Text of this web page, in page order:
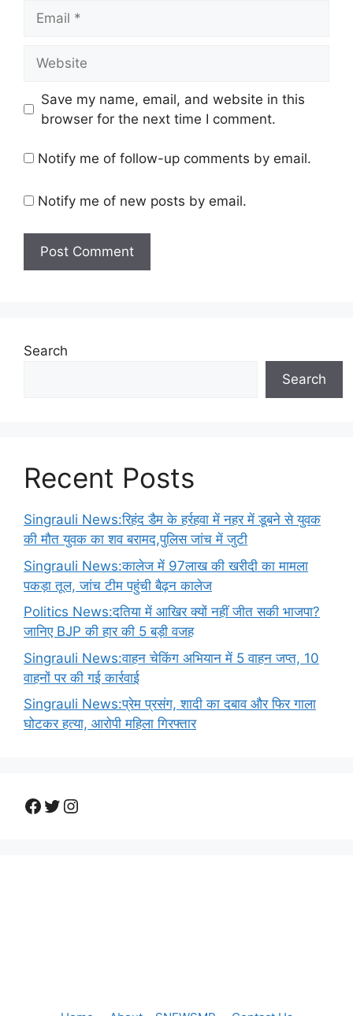
Save my name, email, and website in this
browser for the next time I comment.
Notify me of follow-up comments by email.
Notify me of new posts by email.
Search
Search
Recent Posts
Singrauli News:रिहंद डैम के हर्रहवा में नहर में डूबने से युवक
की मौत युवक का शव बरामद,पुलिस जांच में जुटी
Singrauli News:कालेज में 97लाख की खरीदी का मामला
पकड़ा तूल, जांच टीम पहुंची बैढ़न कालेज
Politics News:दतिया में आखिर क्यों नहीं जीत सकी भाजपा?
जानिए BJP की हार की 5 बड़ी वजह
Singrauli News:वाहन चेकिंग अभियान में 5 वाहन जप्त, 10
वाहनों पर की गई कार्रवाई
Singrauli News:प्रेम प्रसंग, शादी का दबाव और फिर गाला
घोटकर हत्या, आरोपी महिला गिरफ्तार
Facebook
Twitter
Instagram